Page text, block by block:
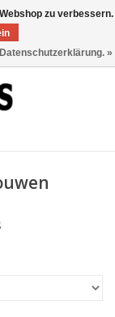
zu verbessern.
»